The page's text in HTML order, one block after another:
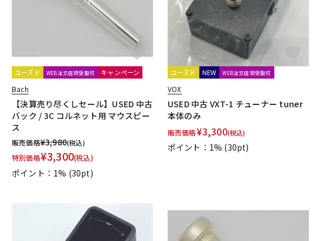
ユーズド WEB注文店頭受取可 キャンペーン
Bach
【決算売り尽くしセール】USED 中古
バック / 3C コルネット用 マウスピー
ス
販売価格¥3,980(税込)
特別価格¥3,300(税込)
ポイント：1% (30pt)
ユーズド NEW WEB注文店頭受取可
VOX
USED 中古 VXT-1 チューナー tuner
本体のみ
販売価格¥3,300(税込)
ポイント：1% (30pt)